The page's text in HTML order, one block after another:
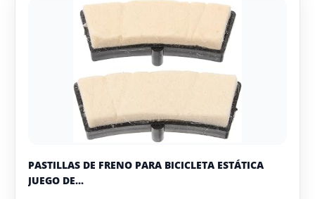
PASTILLAS DE FRENO PARA BICICLETA ESTÁTICA
JUEGO DE...